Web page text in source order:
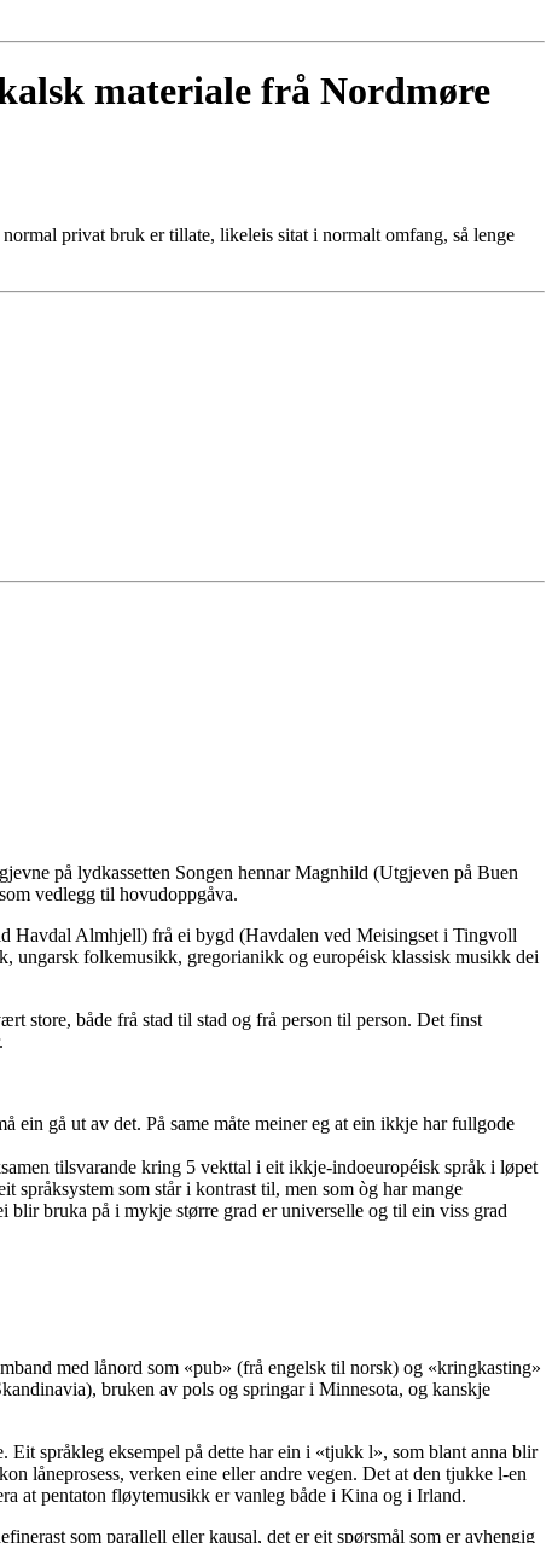
materiale frå Nordmøre
privat bruk er tillate, likeleis sitat i normalt omfang, så lenge
på lydkassetten Songen hennar Magnhild (Utgjeven på Buen
vedlegg til hovudoppgåva.
Havdal Almhjell) frå ei bygd (Havdalen ved Meisingset i Tingvoll
ungarsk folkemusikk, gregorianikk og européisk klassisk musikk dei
store, både frå stad til stad og frå person til person. Det finst
gå ut av det. På same måte meiner eg at ein ikkje har fullgode
tilsvarande kring 5 vekttal i eit ikkje-indoeuropéisk språk i løpet
språksystem som står i kontrast til, men som òg har mange
blir bruka på i mykje større grad er universelle og til ein viss grad
med lånord som «pub» (frå engelsk til norsk) og «kringkasting»
bruken av pols og springar i Minnesota, og kanskje
språkleg eksempel på dette har ein i «tjukk l», som blant anna blir
låneprosess, verken eine eller andre vegen. Det at den tjukke l-en
at pentaton fløytemusikk er vanleg både i Kina og i Irland.
som parallell eller kausal, det er eit spørsmål som er avhengig